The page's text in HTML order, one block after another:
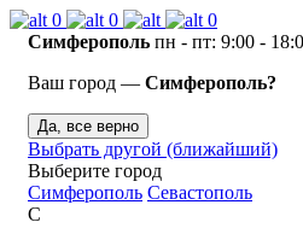
0 0
0
Симферополь пн - пт: 9:00 -
Ваш город — Симферополь?
Да, все верно
Выбрать другой (ближайший)
Выберите город
Симферополь Севастополь
С